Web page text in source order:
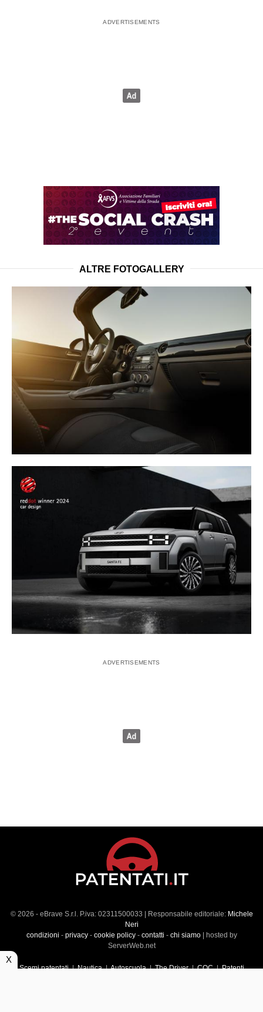
ALTRE FOTOGALLERY
© 2026 - eBrave S.r.l. P.iva: 02311500033 | Responsabile editoriale: Michele
Neri
condizioni - privacy- cookie policy- contatti - chi siamo| hosted by
ServerWeb.net
Scemi patentati|Nautica|Autoscuola|The Driver|CQC|Patenti
X